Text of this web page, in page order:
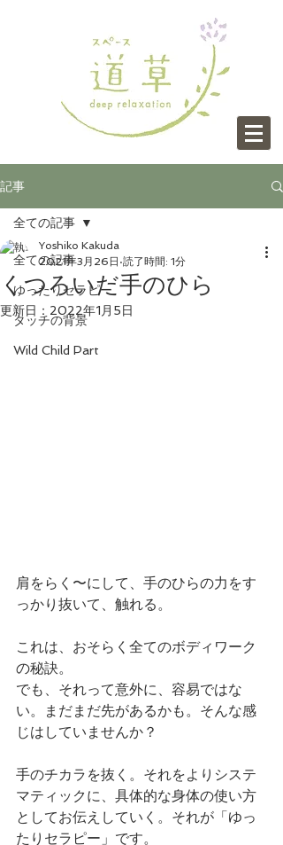
記事
全ての記事
ゆったりセラピー
タッチの背景
Wild Child Part
全ての記事
くつろいだ手のひら
Yoshiko Kakuda
2021年3月26日 読了時間: 1分
更新日： 2022年1月5日
肩をらく〜にして、手のひらの力をす
っかり抜いて、触れる。
これは、おそらく全てのボディワーク
の秘訣。
でも、それって意外に、容易ではな
い。まだまだ先があるかも。そんな感
じはしていませんか？
手のチカラを抜く。それをよりシステ
マティックに、具体的な身体の使い方
としてお伝えしていく。それが「ゆっ
たりセラピー」です。